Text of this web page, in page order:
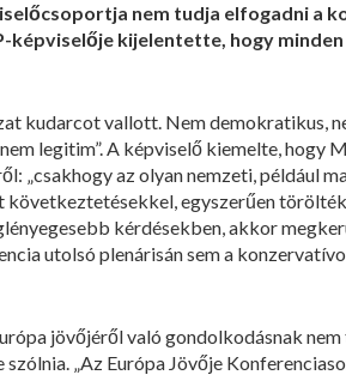
nem tudja elfogadni a
képviselője kijelentette, hogy
kudarcot vallott. Nem demokratikus,
legitim”. A képviselő kiemelte, hogy
„csakhogy az olyan nemzeti, például
egyszerűen
kérdésekben, akkor
utolsó plenárisán sem a
jövőjéről való gondolkodásnak
„Az Európa Jövője